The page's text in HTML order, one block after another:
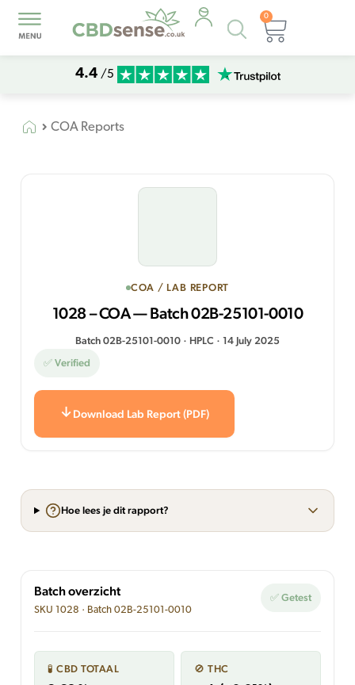
Products
search
0
Basket
4.4 /5
COA Reports
COA / LAB REPORT
1028 – COA — Batch 02B-25101-0010
Batch 02B-25101-0010 · HPLC · 14 July 2025
✅ Verified
Download Lab Report (PDF)
Hoe lees je dit rapport?
Batch overzicht
SKU 1028 · Batch 02B-25101-0010
✅ Getest
🧪 CBD TOTAAL 🚫 THC